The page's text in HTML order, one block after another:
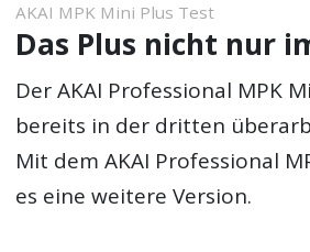
AKAI MPK Mini Plus Test
Das Plus nicht nur
Der AKAI Professional MPK
bereits in der dritten
Mit dem AKAI Professional
es eine weitere Version.